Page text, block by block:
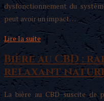
dysfonctionnement du
peut avoir un impact…
Lire la suite
Bière au CBD :
relaxant
La bière au CBD suscite de